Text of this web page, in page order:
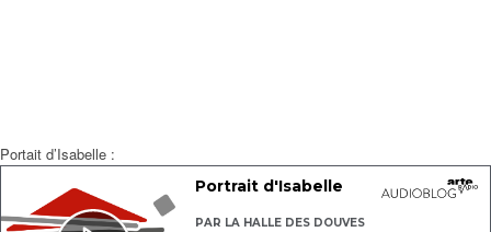
Portait d’Isabelle :